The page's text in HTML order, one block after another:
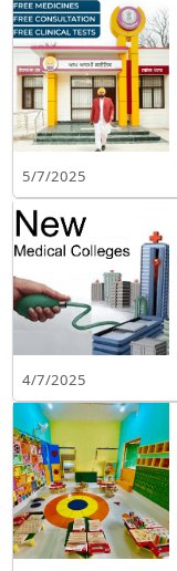
5/7/2025
4/7/2025